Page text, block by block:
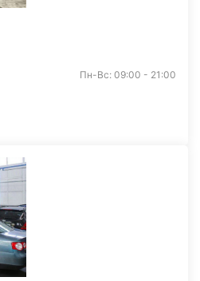
Пн-Вс: 09:00 - 21:00